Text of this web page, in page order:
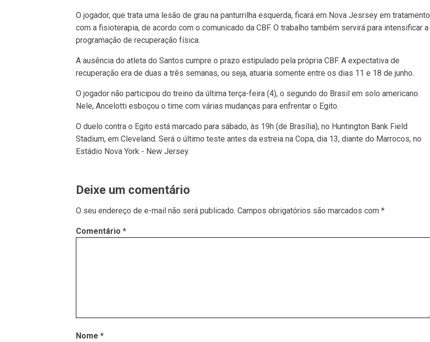
O jogador, que trata uma lesão de grau na panturrilha esquerda, ficará em Nova Jesrsey em tratamento
com a fisioterapia, de acordo com o comunicado da CBF. O trabalho também servirá para intensificar a
programação de recuperação física.
A ausência do atleta do Santos cumpre o prazo estipulado pela própria CBF. A expectativa de
recuperação era de duas a três semanas, ou seja, atuaria somente entre os dias 11 e 18 de junho.
O jogador não participou do treino da última terça-feira (4), o segundo do Brasil em solo americano.
Nele, Ancelotti esboçou o time com várias mudanças para enfrentar o Egito.
O duelo contra o Egito está marcado para sábado, às 19h (de Brasília), no Huntington Bank Field
Stadium, em Cleveland. Será o último teste antes da estreia na Copa, dia 13, diante do Marrocos, no
Estádio Nova York - New Jersey.
Deixe um comentário
O seu endereço de e-mail não será publicado. Campos obrigatórios são marcados com *
Comentário *
Nome *